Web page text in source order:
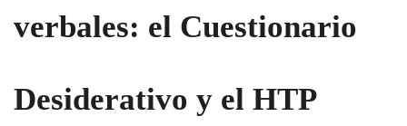
verbales: el Cuestionario
Desiderativo y el HTP